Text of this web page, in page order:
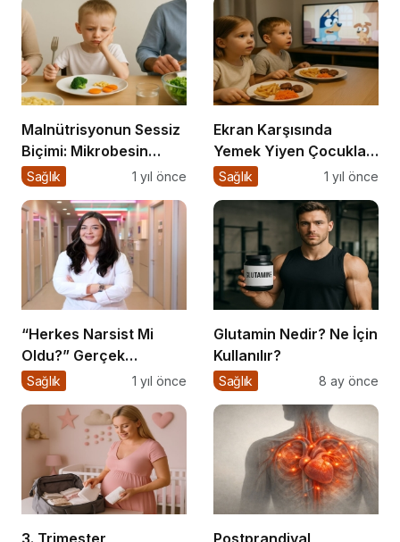
Malnütrisyonun Sessiz
Biçimi: Mikrobesin
Eksikliklerinin
Etkisi
Sağlık 1 yıl önce
Ekran Karşısında
Yemek Yiyen Çocuklar:
Sessiz Tehlike
Sağlık 1 yıl önce
“Herkes Narsist Mi
Oldu?” Gerçek
Narsisizm Nedir?
Sağlık 1 yıl önce
Glutamin Nedir? Ne İçin
Kullanılır?
Sağlık 8 ay önce